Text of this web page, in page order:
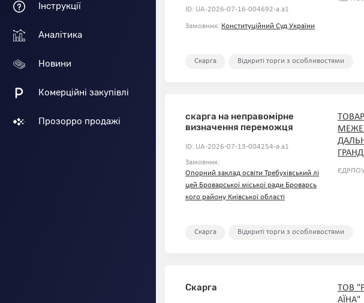
Інструкції
Аналітика
Новини
Комерційні закупівлі
Прозорро продажі
Скарга Відкриті торги з особливостями
ID: UA-2026-07-16-004692-a.a1
Замовник: Конституційний Суд України
Скарга Відкриті торги з особливостями
скарга на неправомірне
визначення переможця
ID: UA-2026-07-13-004254-a.a1
Замовник:
Опорний заклад освіти Требухівський лі
цей Броварської міської ради Броварсь
кого району Київської області
Скарга
ТОВ
АЇНА"